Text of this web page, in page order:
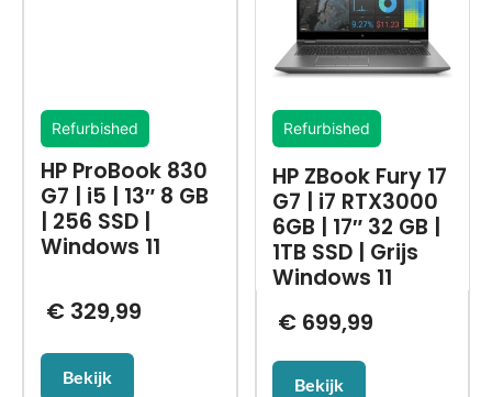
Refurbished
HP ProBook 830
G7 | i5 | 13″ 8 GB
| 256 SSD |
Windows 11
€329,99
Bekijk
Refurbished
HP ZBook Fury 17
G7 | i7 RTX3000
6GB | 17″ 32 GB |
1TB SSD | Grijs
Windows 11
€ 699,99
Bekijk